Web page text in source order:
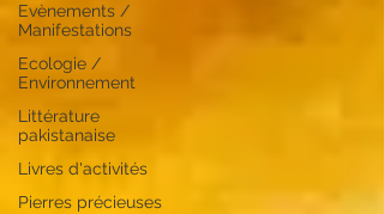
Evènements /
Manifestations
Ecologie /
Environnement
Littérature
pakistanaise
Livres d'activités
Pierres précieuses